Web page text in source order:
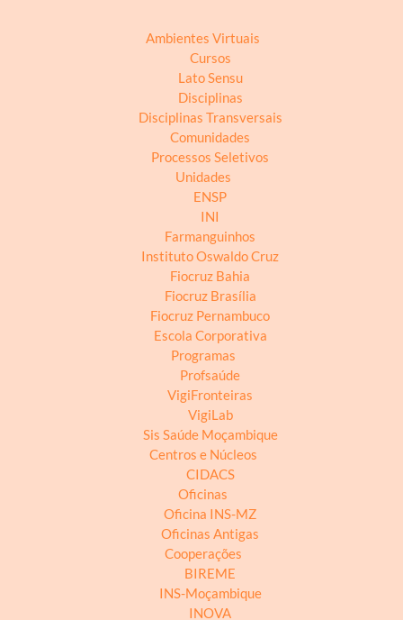
Ambientes Virtuais
Cursos
Lato Sensu
Disciplinas
Disciplinas Transversais
Comunidades
Processos Seletivos
Unidades
ENSP
INI
Farmanguinhos
Instituto Oswaldo Cruz
Fiocruz Bahia
Fiocruz Brasília
Fiocruz Pernambuco
Escola Corporativa
Programas
Profsaúde
VigiFronteiras
VigiLab
Sis Saúde Moçambique
Centros e Núcleos
CIDACS
Oficinas
Oficina INS-MZ
Oficinas Antigas
Cooperações
BIREME
INS-Moçambique
INOVA